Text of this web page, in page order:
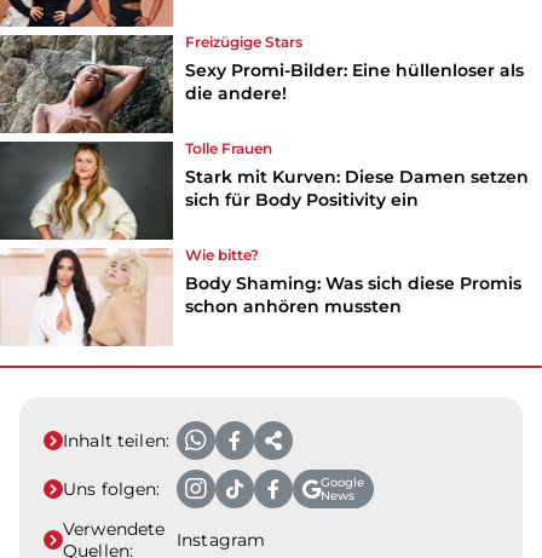
Freizügige Stars
Sexy Promi-Bilder: Eine hüllenloser als
die andere!
Tolle Frauen
Stark mit Kurven: Diese Damen setzen
sich für Body Positivity ein
Wie bitte?
Body Shaming: Was sich diese Promis
schon anhören mussten
Inhalt teilen:
Uns folgen:
Google
News
Verwendete
Quellen:
Instagram